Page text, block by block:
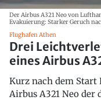
Der Airbus A321 Neo von
Evakuierung: Starker Geruch
Flughafen Athen
Drei
eines Airbus
Kurz nach dem Start
Airbus A321 Neo